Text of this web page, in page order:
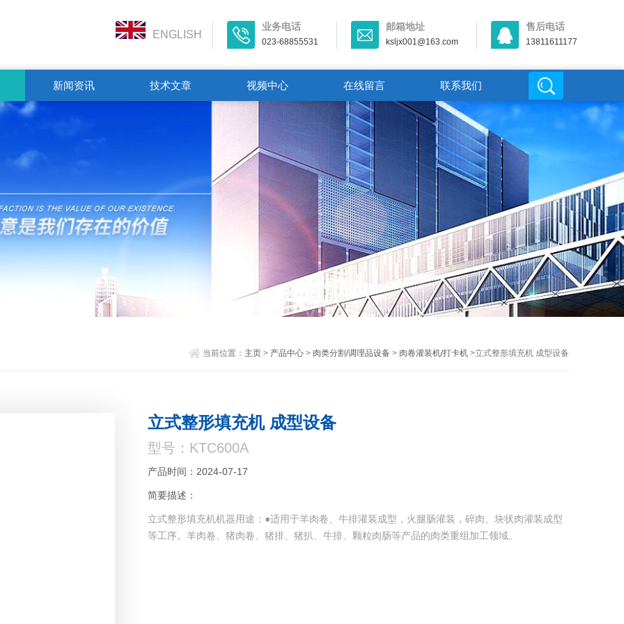
业务电话
023-68855531
邮箱地址
ksljx001@163.com
售后电话
13811611177
ENGLISH
新闻资讯 技术文章 视频中心 在线留言 联系我们
当前位置： 主页> 产品中心> 肉类分割/调理品设备> 肉卷灌装机/打卡机>立式整形填充机 成型设备
立式整形填充机 成型设备
型号：KTC600A
产品时间：2024-07-17
简要描述：
立式整形填充机机器用途：●适用于羊肉卷、牛排灌装成型，火腿肠灌装，碎肉、块状肉灌装成型
等工序。羊肉卷、猪肉卷、猪排、猪扒、牛排、颗粒肉肠等产品的肉类重组加工领域。